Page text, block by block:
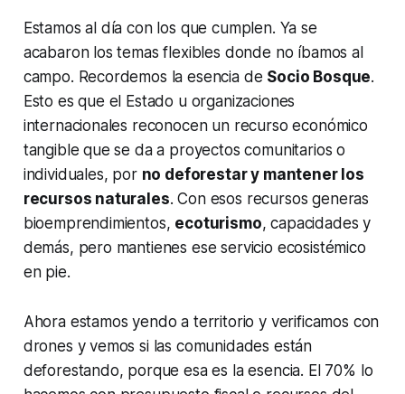
Estamos al día con los que cumplen. Ya se
acabaron los temas flexibles donde no íbamos al
campo. Recordemos la esencia de Socio Bosque.
Esto es que el Estado u organizaciones
internacionales reconocen un recurso económico
tangible que se da a proyectos comunitarios o
individuales, por no deforestar y mantener los
recursos naturales. Con esos recursos generas
bioemprendimientos, ecoturismo, capacidades y
demás, pero mantienes ese servicio ecosistémico
en pie.
Ahora estamos yendo a territorio y verificamos con
drones y vemos si las comunidades están
deforestando, porque esa es la esencia. El 70% lo